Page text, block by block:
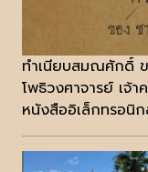
ทำเนียบสมณศักดิ์ ข
โพธิวงศาจารย์ เ
หนังสืออิเล็กทรอนิ